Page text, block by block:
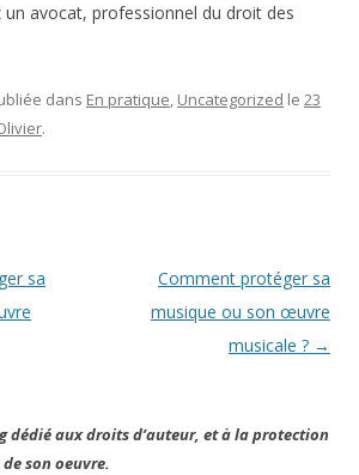
avocat, professionnel du droit des
dans En pratique, Uncategorized le 23
.
sa
Comment protéger sa
musique ou son œuvre
musicale ? →
dédié aux droits d’auteur, et à la protection
son oeuvre.